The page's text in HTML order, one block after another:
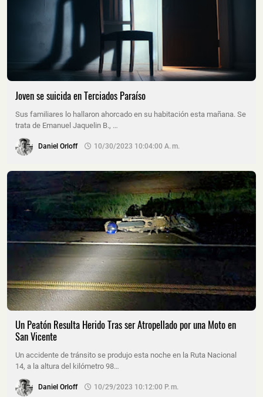
Joven se suicida en Terciados Paraíso
Sus familiares lo hallaron ahorcado en su habitación esta mañana. Se
trata de Emanuel Jaquelin B., …
Daniel Orloff 10/30/2023 10:04:00 A. M.
Un Peatón Resulta Herido Tras ser Atropellado por una Moto en
San Vicente
Un accidente de tránsito se produjo esta noche en la Ruta Nacional
14, a la altura del kilómetro 98…
Daniel Orloff 10/29/2023 10:12:00 P. M.